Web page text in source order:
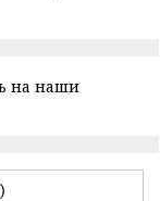
на наши